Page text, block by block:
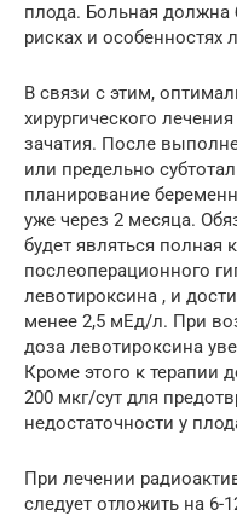
плода. Больная должна
рисках и особенностях
В связи с этим,
хирургического
зачатия. После
или предельно
планирование
уже через 2 месяца.
будет являться полная
послеоперационного
левотироксина , и
менее 2,5 мЕд/л. При
доза левотироксина
Кроме этого к терапии
200 мкг/сут для
недостаточности у
При лечении
следует отложить на